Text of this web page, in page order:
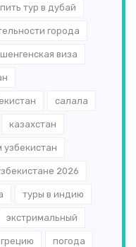
тур в дубай
города
шенгенская виза
салала
казахстан
узбекистан
2026
туры в индию
экстримальный
погода